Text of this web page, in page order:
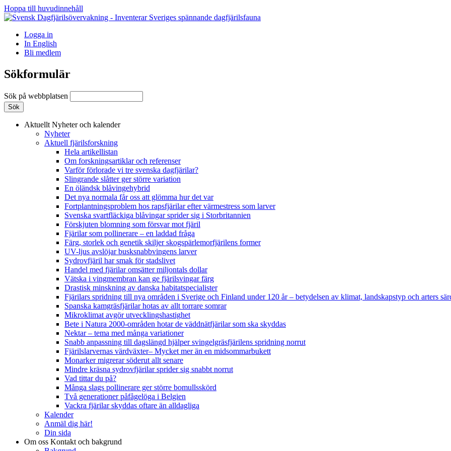
Hoppa till huvudinnehåll
Logga in
In English
Bli medlem
Sökformulär
Sök på webbplatsen
Aktuellt Nyheter och kalender
Nyheter
Aktuell fjärilsforskning
Hela artikellistan
Om forskningsartiklar och referenser
Varför förlorade vi tre svenska dagfjärilar?
Slingrande slåtter ger större variation
En öländsk blåvingehybrid
Det nya normala får oss att glömma hur det var
Fortplantningsproblem hos rapsfjärilar efter värmestress som larver
Svenska svartfläckiga blåvingar sprider sig i Storbritannien
Förskjuten blomning som försvar mot fjäril
Fjärilar som pollinerare – en laddad fråga
Färg, storlek och genetik skiljer skogspärlemorfjärilens former
UV-ljus avslöjar busksnabbvingens larver
Sydrovfjäril har smak för stadslivet
Handel med fjärilar omsätter miljontals dollar
Vätska i vingmembran kan ge fjärilsvingar färg
Drastisk minskning av danska habitatspecialister
Fjärilars spridning till nya områden i Sverige och Finland under 120 år– betydelsen av klimat, landskapstyp och arters
Spanska kamgräsfjärilar hotas av allt torrare somrar
Mikroklimat avgör utvecklingshastighet
Bete i Natura 2000-områden hotar de väddnätfjärilar som ska skyddas
Nektar – tema med många variationer
Snabb anpassning till dagslängd hjälper svingelgräsfjärilens spridning norrut
Fjärilslarvernas värdväxter– Mycket mer än en midsommarbukett
Monarker migrerar söderut allt senare
Mindre kräsna sydrovfjärilar sprider sig snabbt norrut
Vad tittar du på?
Många slags pollinerare ger större bomullsskörd
Två generationer påfågelöga i Belgien
Vackra fjärilar skyddas oftare än alldagliga
Kalender
Anmäl dig här!
Din sida
Om oss Kontakt och bakgrund